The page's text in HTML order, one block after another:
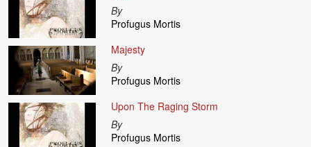
By
Profugus Mortis
Majesty
By
Profugus Mortis
Upon The Raging Storm
By
Profugus Mortis